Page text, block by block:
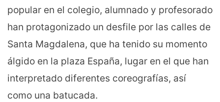
popular en el colegio, alumnado y profesorado
han protagonizado un desfile por las calles de
Santa Magdalena, que ha tenido su momento
álgido en la plaza España, lugar en el que han
interpretado diferentes coreografías, así
como una batucada.